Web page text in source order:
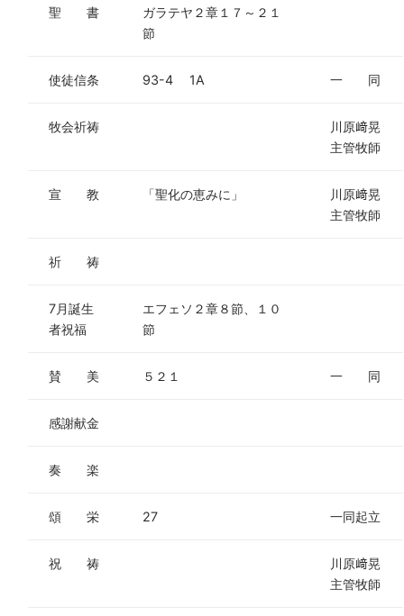
聖 書
ガラテヤ２章１７～２１
節
使徒信条 93-4 1A 一 同
牧会祈祷
川原﨑晃
主管牧師
宣 教 「聖化の恵みに」
川原﨑晃
主管牧師
祈 祷
7月誕生
者祝福
エフェソ２章８節、１０
節
賛 美 ５２１ 一 同
感謝献金
奏 楽
頌 栄 27 一同起立
祝 祷
川原﨑晃
主管牧師